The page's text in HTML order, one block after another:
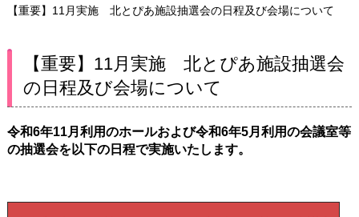
【重要】11月実施 北とぴあ施設抽選会の日程及び会場について
【重要】11月実施 北とぴあ施設抽選会
の日程及び会場について
令和6年11月利用のホールおよび令和6年5月利用の会議室等
の抽選会を以下の日程で実施いたします。